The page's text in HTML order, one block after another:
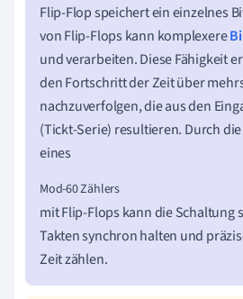
Flip-Flop speichert ein einzelnes
von Flip-Flops kann komplexere
und verarbeiten. Diese Fähigkeit
den Fortschritt der Zeit über
nachzuverfolgen, die aus den
(Tickt-Serie) resultieren. Durch
eines
Mod-60 Zählers
mit Flip-Flops kann die Schaltung
Takten synchron halten und
Zeit zählen.